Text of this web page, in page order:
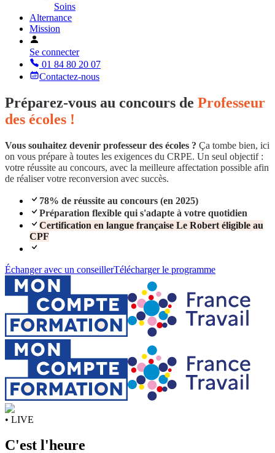
Soins
Alternance
Mission
Se connecter
01 84 80 20 07
Contactez-nous
Préparez-vous au concours de Professeur
des écoles !
Vous souhaitez devenir professeur des écoles ? Ça tombe bien, ici
on vous prépare à toutes les exigences du CRPE. Un seul objectif :
votre réussite au concours, avec la meilleure affectation possible afin
de réaliser votre reconversion avec succès.
78% de réussite au concours (en 2025)
Préparation flexible qui s'adapte à votre quotidien
Certification en langue française Le Robert éligible au
CPF
Échanger avec un conseillerTélécharger le programme
• LIVE
C'est l'heure